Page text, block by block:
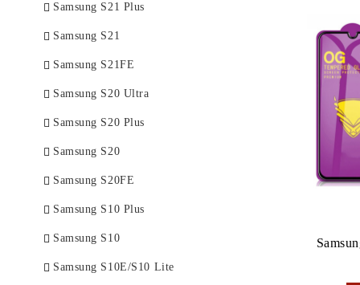
Samsung S21 Plus
Samsung S21
Samsung S21FE
Samsung S20 Ultra
Samsung S20 Plus
Samsung S20
Samsung S20FE
Samsung S10 Plus
Samsung S10
Samsung S10E/S10 Lite